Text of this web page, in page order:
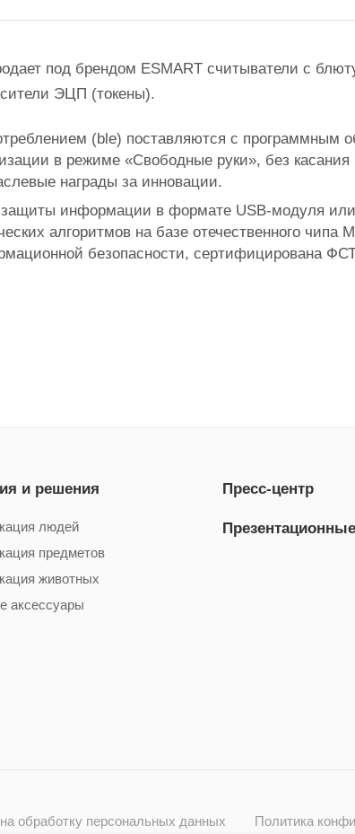
под брендом ESMART считыватели с
ЭЦП (токены).
(ble) поставляются с программным
в режиме «Свободные руки», без
награды за инновации.
защиты информации в формате USB-модуля
алгоритмов на базе отечественного чипа
безопасности, сертифицирована
и решения
людей
предметов
животных
аксессуары
Пресс-центр
обработку персональных данных Политика